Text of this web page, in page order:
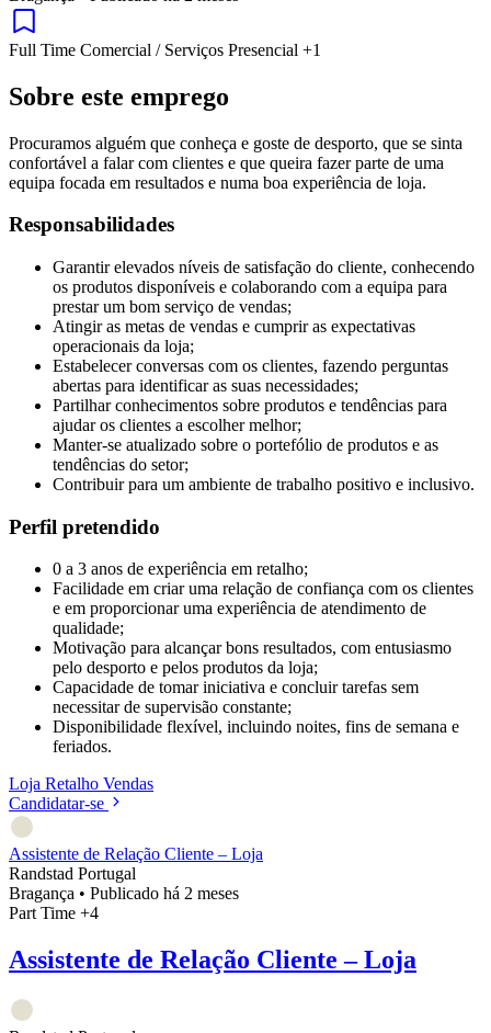
Full Time Comercial / Serviços Presencial +1
Sobre este emprego
Procuramos alguém que conheça e goste de desporto, que se sinta
confortável a falar com clientes e que queira fazer parte de uma
equipa focada em resultados e numa boa experiência de loja.
Responsabilidades
Garantir elevados níveis de satisfação do cliente, conhecendo
os produtos disponíveis e colaborando com a equipa para
prestar um bom serviço de vendas;
Atingir as metas de vendas e cumprir as expectativas
operacionais da loja;
Estabelecer conversas com os clientes, fazendo perguntas
abertas para identificar as suas necessidades;
Partilhar conhecimentos sobre produtos e tendências para
ajudar os clientes a escolher melhor;
Manter-se atualizado sobre o portefólio de produtos e as
tendências do setor;
Contribuir para um ambiente de trabalho positivo e inclusivo.
Perfil pretendido
0 a 3 anos de experiência em retalho;
Facilidade em criar uma relação de confiança com os clientes
e em proporcionar uma experiência de atendimento de
qualidade;
Motivação para alcançar bons resultados, com entusiasmo
pelo desporto e pelos produtos da loja;
Capacidade de tomar iniciativa e concluir tarefas sem
necessitar de supervisão constante;
Disponibilidade flexível, incluindo noites, fins de semana e
feriados.
Loja Retalho Vendas
Candidatar-se
Assistente de Relação Cliente – Loja
Randstad Portugal
Bragança • Publicado há 2 meses
Part Time +4
Assistente de Relação Cliente – Loja